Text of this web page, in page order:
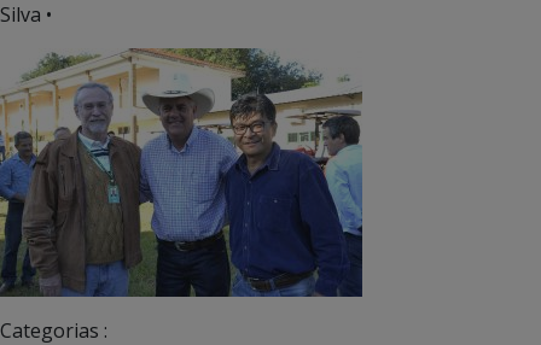
Silva •
Categorias :